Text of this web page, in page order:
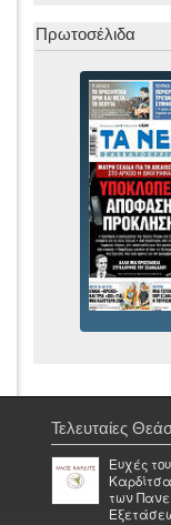
Πρωτοσέλιδα
Τελευταίες
Ευχές
των